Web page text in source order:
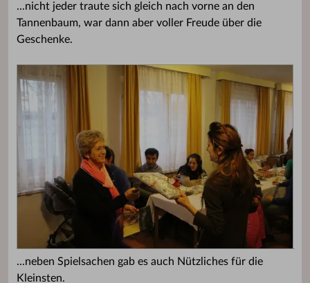
...nicht jeder traute sich gleich nach vorne an den
Tannenbaum, war dann aber voller Freude über die
Geschenke.
...neben Spielsachen gab es auch Nützliches für die
Kleinsten.